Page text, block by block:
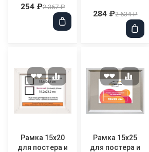
254 ₽2 367 ₽
284 ₽2 634 ₽
Рамка 15x20
для постера и
Рамка 15x25
для постера и